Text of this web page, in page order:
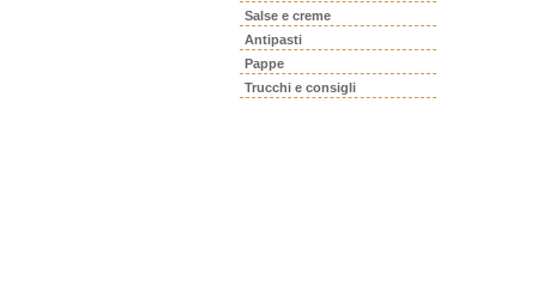
Salse e creme
Antipasti
Pappe
Trucchi e consigli